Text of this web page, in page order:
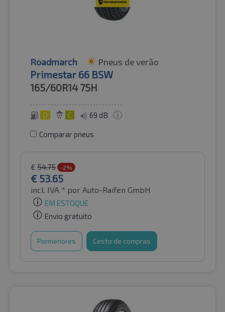
Roadmarch Pneus de verão
Primestar 66 BSW
165/60R14 75H
D C 69 dB
Comparar pneus
€ 54.75 -2%
€ 53.65
incl. IVA * por Auto-Raifen GmbH
EM ESTOQUE
Envio gratuito
Pormenores Cesto de compras